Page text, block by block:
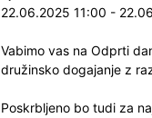
22.06.2025 11:00 -
Vabimo vas na Odprti
družinsko dogajanje z
Poskrbljeno bo tudi za